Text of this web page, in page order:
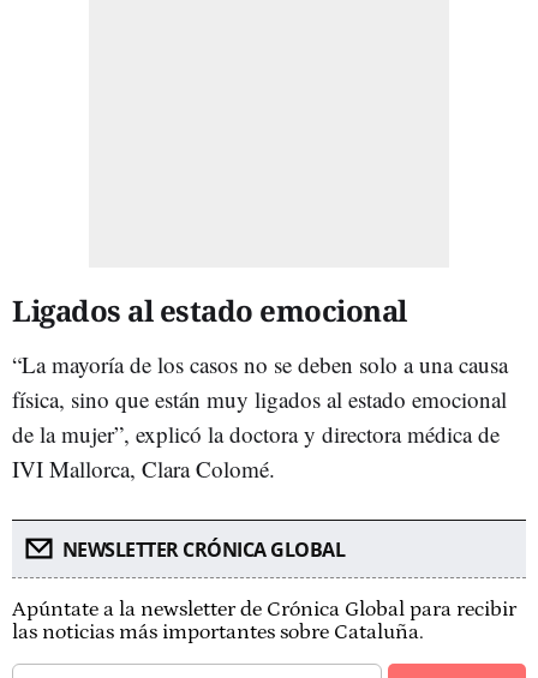
Ligados al estado emocional
“La mayoría de los casos no se deben solo a una causa
física, sino que están muy ligados al estado emocional
de la mujer”, explicó la doctora y directora médica de
IVI Mallorca, Clara Colomé.
NEWSLETTER CRÓNICA GLOBAL
Apúntate a la newsletter de Crónica Global para recibir
las noticias más importantes sobre Cataluña.